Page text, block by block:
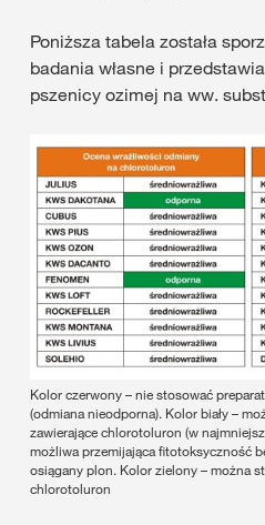
Poniższa tabela została
badania własne i
pszenicy ozimej na ww.
Kolor czerwony – nie stosować
(odmiana nieodporna). Kolor biały –
zawierające chlorotoluron (w
możliwa przemijająca fitotoksyczność
osiągany plon. Kolor zielony – można
chlorotoluron